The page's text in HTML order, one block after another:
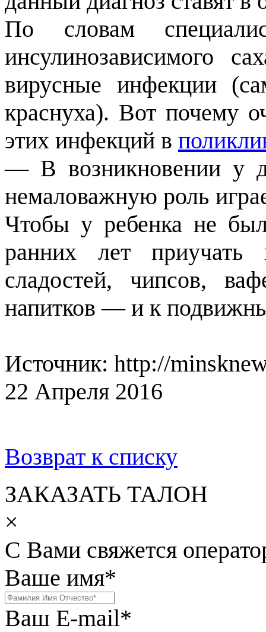
По словам
инсулинозависимого
вирусные инфекции
краснуха). Вот почему
этих инфекций в
— В возникновении у
немаловажную роль
Чтобы у ребенка не
ранних лет
сладостей, чипсов,
напитков — и к
Источник: http://
22 Апреля 2016
Возврат к списку
ЗАКАЗАТЬ ТАЛОН
×
С Вами свяжется
Ваше имя*
Ваш E-mail*